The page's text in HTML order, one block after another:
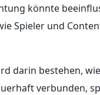
könnte
Spieler und
darin bestehen,
verbunden,